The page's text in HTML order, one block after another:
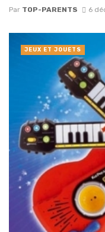
Par TOP-PARENTS 6
JEUX ET JOUETS